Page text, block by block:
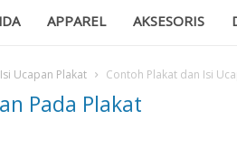
APPAREL AKSESORIS
Ucapan Plakat Contoh Plakat dan Isi
Pada Plakat